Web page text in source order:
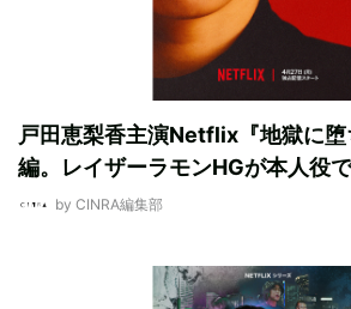
戸田恵梨香主演Netflix『地獄に
編。レイザーラモンHGが本人役
by CINRA編集部